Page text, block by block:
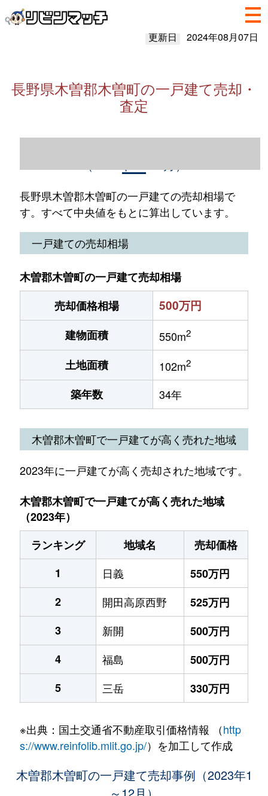
更新日 2024年08月07日
長野県木曽郡木曽町の一戸建て売却・
査定
長野県木曽郡木曽町の一戸建ての売却相場で
す。すべて中央値をもとに算出しています。
一戸建ての売却相場
木曽郡木曽町の一戸建て売却相場
売却価格相場
500万円
建物面積 550m2
土地面積 102m2
築年数 34年
木曽郡木曽町で一戸建てが高く売れた地域
2023年に一戸建てが高く売却された地域です。
木曽郡木曽町で一戸建てが高く売れた地域
（2023年）
ランキング
地域名
売却価格
1
日義
550万円
2
開田高原西野
525万円
3
新開
500万円
4
福島
500万円
5
三岳 330万円
※出典：国土交通省不動産取引価格情報 （http
s://www.reinfolib.mlit.go.jp/）を加工して作成
木曽郡木曽町の一戸建て売却事例（2023年1